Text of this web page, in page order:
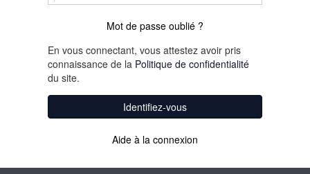
Mot de passe oublié ?
En vous connectant, vous attestez avoir pris
connaissance de la Politique de confidentialité
du site.
Identifiez-vous
Aide à la connexion